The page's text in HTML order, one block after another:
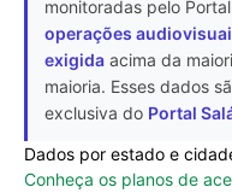
monitoradas pelo
operações
exigida acima da
maioria. Esses dados
exclusiva do Portal
Dados por estado e
Conheça os planos de